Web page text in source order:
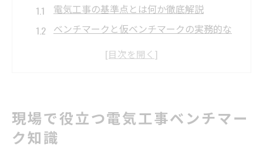
電気工事の基準点とは何か徹底解説
ベンチマークと仮ベンチマークの実務的な
施工精度向上に直結するベンチマーク活用
術
現場で役立つ電気工事ベンチマー
ク知識